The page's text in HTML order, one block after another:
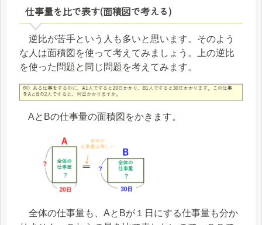
仕事量を比で表す(面積図で考える)
逆比が苦手という人も多いと思います。そのよう
な人は面積図を使って考えてみましょう。上の逆比
を使った問題と同じ問題を考えてみます。
AとBの仕事量の面積図をかきます。
全体の仕事量も、AとBが１日にする仕事量も分か